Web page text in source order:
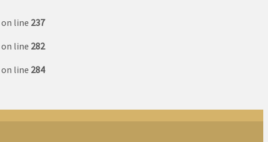
on line 237
on line 282
on line 284